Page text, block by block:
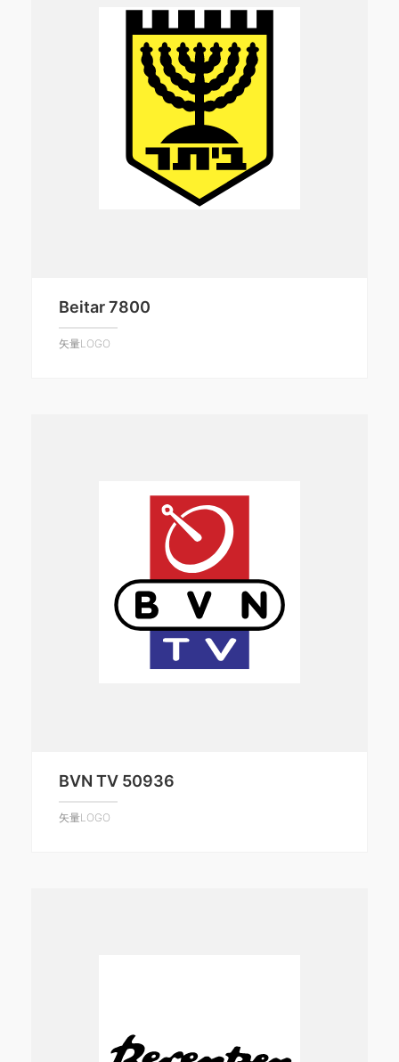
Beitar 7800
矢量LOGO
BVN TV 50936
矢量LOGO